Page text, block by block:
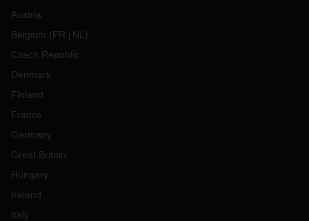
Austria
Belgium (FR NL )
Czech Republic
Denmark
Finland
France
Germany
Great Britain
Hungary
Ireland
Italy